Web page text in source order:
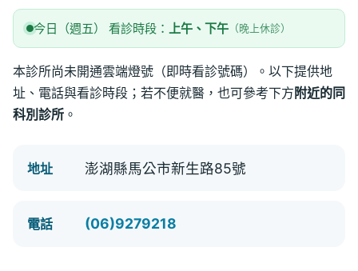
今日（週五） 看診時段： 上午、下午 （晚上休診）
本診所尚未開通雲端燈號（即時看診號碼）。以下提供地
址、電話與看診時段；若不便就醫，也可參考下方 附近的同
科別診所 。
地址 澎湖縣馬公市新生路85號
電話 (06)9279218